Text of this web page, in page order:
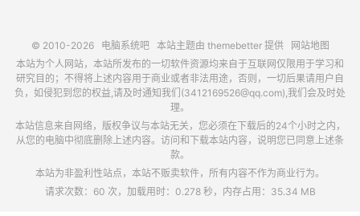
© 2010-2026 电脑系统吧本站主题由 themebetter提供
网站地图
本站为个人网站，本站所发布的一切软件资源均来自于互联网仅限用于学习和
研究目的；不得将上述内容用于商业或者非法用途，否则，一切后果请用户自
负，如侵犯到您的权益,请及时通知我们(3412169526@qq.com),我们会及时处
理。
本站信息来自网络，版权争议与本站无关，您必须在下载后的24个小时之内，
从您的电脑中彻底删除上述内容。访问和下载本站内容，说明您已同意上述条
款。
本站为非盈利性站点，本站不贩卖软件，所有内容不作为商业行为。
请求次数：60 次，加载用时：0.278 秒，内存占用：35.34 MB